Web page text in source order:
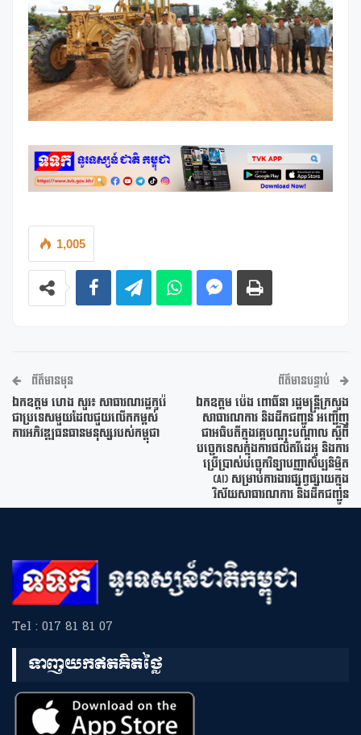
1,005
ព័ត៌មានមុន
ឯកឧត្តម ហេង សួរ៖ សាធារណរដ្ឋកូរ៉េ
ជាប្រទេសមួយដែល​ជួយលើក​កម្ពស់​
ការអភិវឌ្ឍធនធានមនុស្សរបស់កម្ពុជា
ព័ត៌មានបន្ទាប់
ឯកឧត្តម ប៉េង ពោធិ៍នា រដ្ឋមន្ត្រីក្រសួង
សាធារណការ និងដឹកជញ្ជូន អញ្ជើញ
ជាអធិបតីក្នុងវគ្គបណ្តុះបណ្តាល ស្តីពី
បច្ចេកទេសក្នុងការផលិតវីដេអូ និងការ
ប្រើប្រាស់បច្ចេកវិទ្យាបញ្ញាសិប្បនិម្មិត
(AI) សម្រាប់ការងារផ្សព្វផ្សាយក្នុង
វិស័យសាធារណការ និងដឹកជញ្ជូន
Tel : 017 81 81 07
ទាញយកឥតគិតថ្លៃ